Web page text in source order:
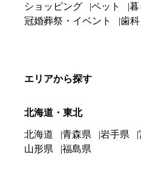
ショッピング
ペット
暮
冠婚葬祭・イベント
歯科
エリアから探す
北海道・東北
北海道 青森県 岩手県
山形県
福島県